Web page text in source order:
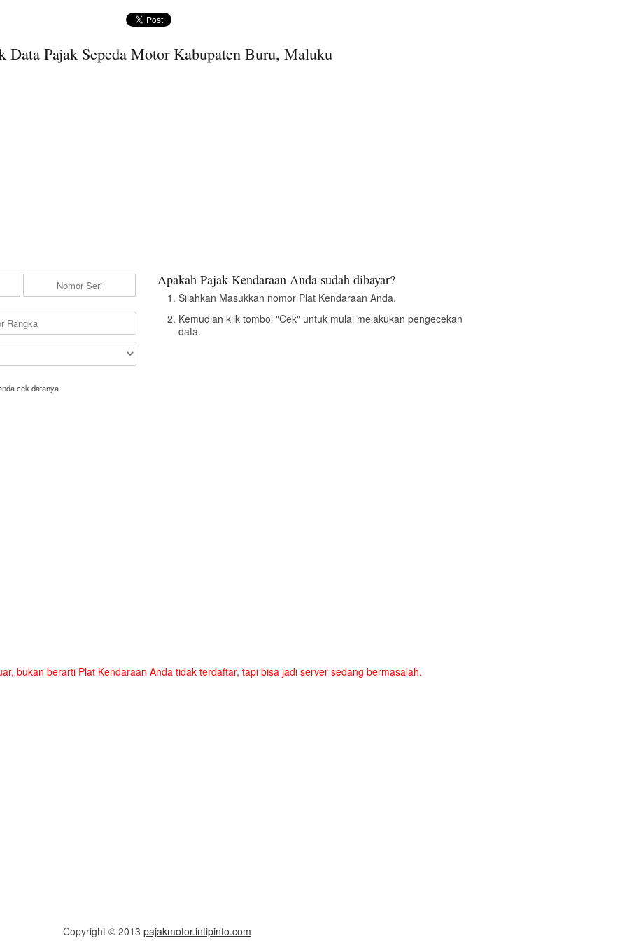
Data Pajak Sepeda Motor Kabupaten Buru, Maluku
cek datanya
Apakah Pajak Kendaraan Anda sudah dibayar?
Silahkan Masukkan nomor Plat Kendaraan Anda.
Kemudian klik tombol "Cek" untuk mulai melakukan pengecekan
data.
bukan berarti Plat Kendaraan Anda tidak terdaftar, tapi bisa jadi server sedang bermasalah.
Copyright © 2013 pajakmotor.intipinfo.com